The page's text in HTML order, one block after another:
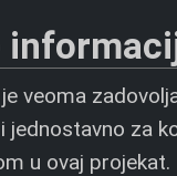
veoma
za
u ovaj